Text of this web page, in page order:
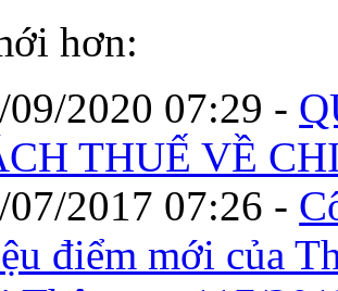
hơn:
09/2020 07:29 -
THUẾ VỀ
07/2017 07:26 -
điểm mới của